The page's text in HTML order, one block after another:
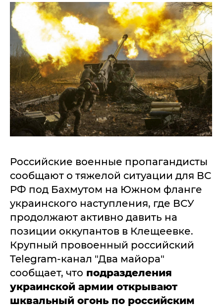
Российские военные пропагандисты
сообщают о тяжелой ситуации для ВС
РФ под Бахмутом на Южном фланге
украинского наступления, где ВСУ
продолжают активно давить на
позиции оккупантов в Клещеевке.
Крупный провоенный российский
Telegram-канал "Два майора"
сообщает, что подразделения
украинской армии открывают
шквальный огонь по российским